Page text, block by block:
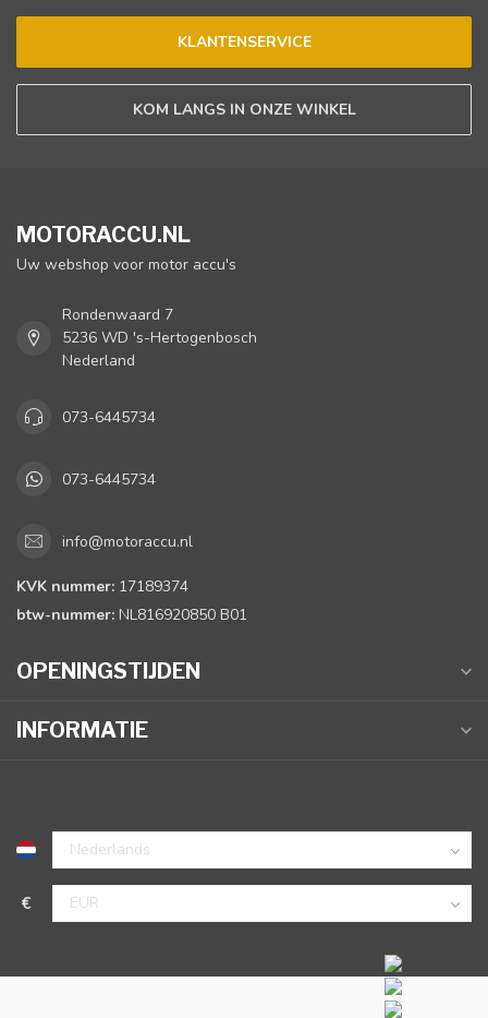
KLANTENSERVICE
KOM LANGS IN ONZE WINKEL
MOTORACCU.NL
Uw webshop voor motor accu's
Rondenwaard 7
5236 WD 's-Hertogenbosch
Nederland
073-6445734
073-6445734
info@motoraccu.nl
KVK nummer: 17189374
btw-nummer: NL816920850 B01
OPENINGSTIJDEN
INFORMATIE
€